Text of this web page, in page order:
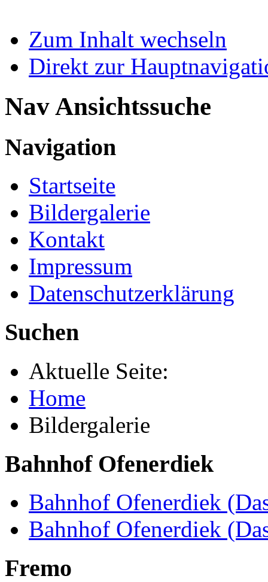
Zum Inhalt wechseln
Direkt zur
Nav Ansichtssuche
Navigation
Startseite
Bildergalerie
Kontakt
Impressum
Datenschutzerklärung
Suchen
Aktuelle Seite:
Home
Bildergalerie
Bahnhof Ofenerdiek
Bahnhof Ofenerdiek
Bahnhof Ofenerdiek
Fremo